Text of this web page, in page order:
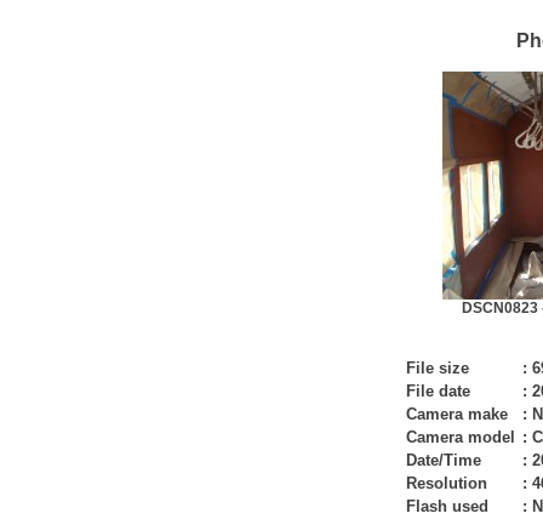
File size :
File date
:
Camera make
:
Camera model
:
Date/Time
:
Resolution
:
Flash used
: